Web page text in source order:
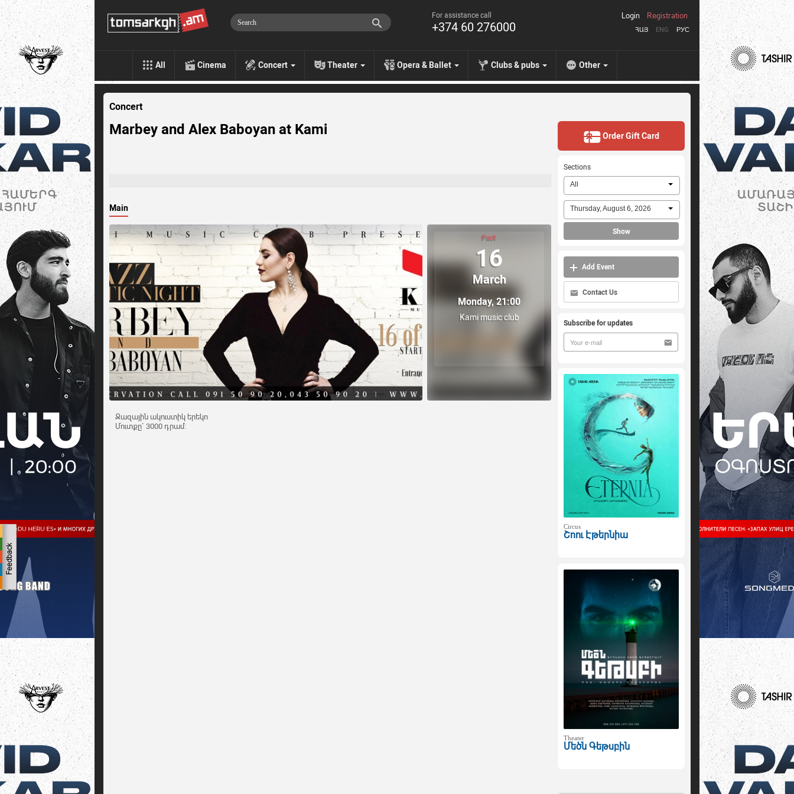
For assistance call
+374 60 276000 ՀԱՅ ENG РУС
Login Registration
All Cinema Concert Theater Opera & Ballet Clubs & pubs Other
Concert
Marbey and Alex Baboyan at Kami
Main
Past
16
March
Monday, 21:00
Kami music club
Ջազային ակուստիկ երեկո
Մուտքը` 3000 դրամ:
Order Gift Card
Sections
All
Thursday, August 6, 2026
Show
Add Event
Contact Us
Subscribe for updates
Circus
Շոու Էթերնիա
Theater
Մեծն Գեթսբին